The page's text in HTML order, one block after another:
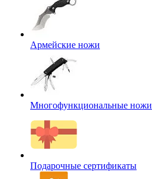
Армейские ножи
Многофункциональные ножи
Подарочные сертификаты